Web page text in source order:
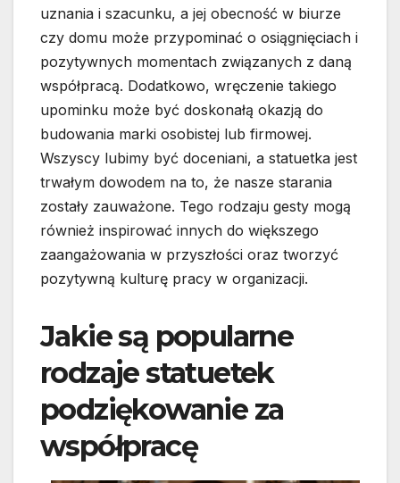
uznania i szacunku, a jej obecność w biurze
czy domu może przypominać o osiągnięciach i
pozytywnych momentach związanych z daną
współpracą. Dodatkowo, wręczenie takiego
upominku może być doskonałą okazją do
budowania marki osobistej lub firmowej.
Wszyscy lubimy być doceniani, a statuetka jest
trwałym dowodem na to, że nasze starania
zostały zauważone. Tego rodzaju gesty mogą
również inspirować innych do większego
zaangażowania w przyszłości oraz tworzyć
pozytywną kulturę pracy w organizacji.
Jakie są popularne
rodzaje statuetek
podziękowanie za
współpracę